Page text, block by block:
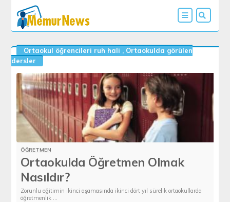
Ortaokul öğrencileri ruh hali , Ortaokulda görülen
dersler
ÖĞRETMEN
Ortaokulda Öğretmen Olmak
Nasıldır?
Zorunlu eğitimin ikinci aşamasında ikinci dört yıl sürelik ortaokullarda
öğretmenlik ...